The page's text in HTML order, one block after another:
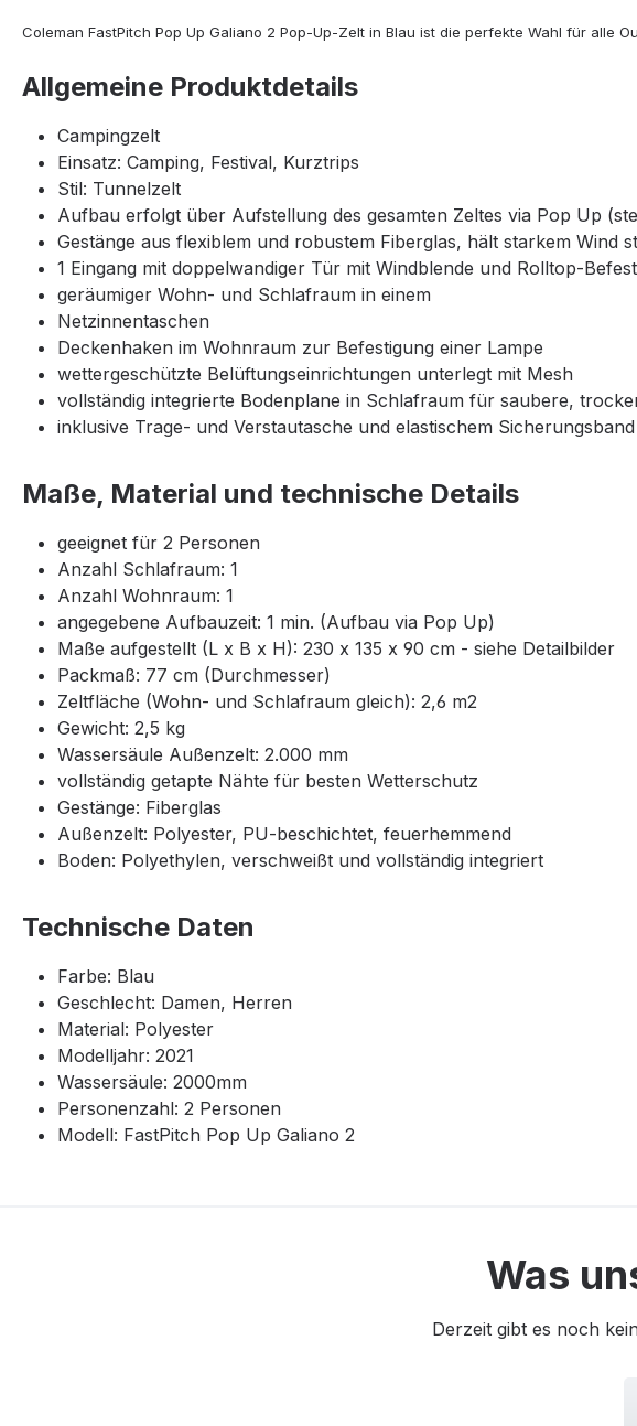
Coleman FastPitch Pop Up Galiano 2 Pop-Up-Zelt in Blau ist die perfekte Wahl für alle
Allgemeine Produktdetails
Campingzelt
Einsatz: Camping, Festival, Kurztrips
Stil: Tunnelzelt
Aufbau erfolgt über Aufstellung des gesamten Zeltes via Pop Up
Gestänge aus flexiblem und robustem Fiberglas, hält starkem Wind
1 Eingang mit doppelwandiger Tür mit Windblende und Rolltop-
geräumiger Wohn- und Schlafraum in einem
Netzinnentaschen
Deckenhaken im Wohnraum zur Befestigung einer Lampe
wettergeschützte Belüftungseinrichtungen unterlegt mit Mesh
vollständig integrierte Bodenplane in Schlafraum für saubere,
inklusive Trage- und Verstautasche und elastischem Sicherungsband
Maße, Material und technische Details
geeignet für 2 Personen
Anzahl Schlafraum: 1
Anzahl Wohnraum: 1
angegebene Aufbauzeit: 1 min. (Aufbau via Pop Up)
Maße aufgestellt (L x B x H): 230 x 135 x 90 cm - siehe Detailbilder
Packmaß: 77 cm (Durchmesser)
Zeltfläche (Wohn- und Schlafraum gleich): 2,6 m2
Gewicht: 2,5 kg
Wassersäule Außenzelt: 2.000 mm
vollständig getapte Nähte für besten Wetterschutz
Gestänge: Fiberglas
Außenzelt: Polyester, PU-beschichtet, feuerhemmend
Boden: Polyethylen, verschweißt und vollständig integriert
Technische Daten
Farbe: Blau
Geschlecht: Damen, Herren
Material: Polyester
Modelljahr: 2021
Wassersäule: 2000mm
Personenzahl: 2 Personen
Modell: FastPitch Pop Up Galiano 2
Was
Derzeit gibt es noch